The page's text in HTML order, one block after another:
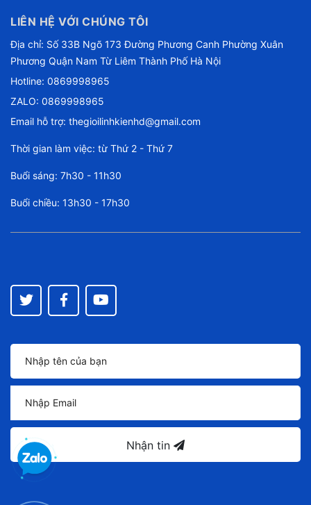
LIÊN HỆ VỚI CHÚNG TÔI
Địa chỉ: Số 33B Ngõ 173 Đường Phương Canh Phường Xuân
Phương Quận Nam Từ Liêm Thành Phố Hà Nội
Hotline: 0869998965
ZALO: 0869998965
Email hỗ trợ: thegioilinhkienhd@gmail.com
Thời gian làm việc: từ Thứ 2 - Thứ 7
Buổi sáng: 7h30 - 11h30
Buổi chiều: 13h30 - 17h30
Nhận tin